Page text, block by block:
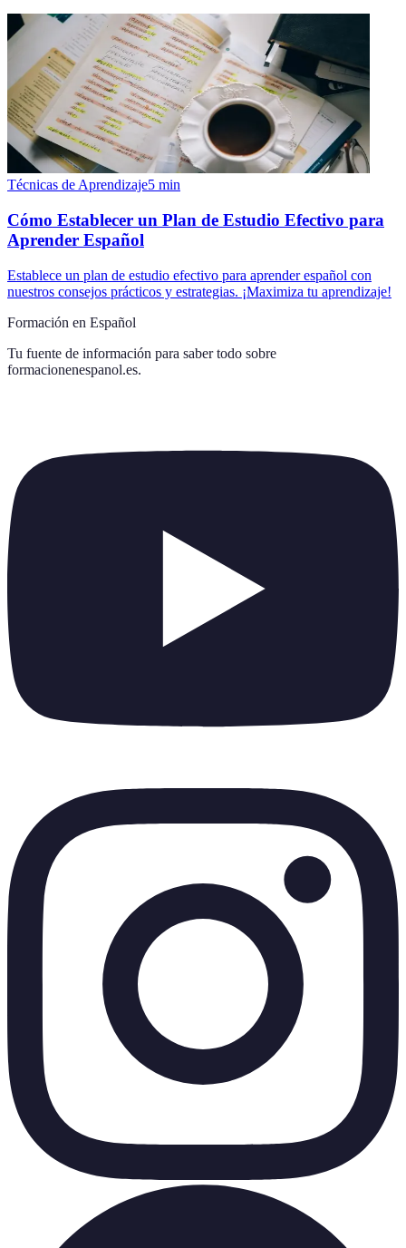
Técnicas de Aprendizaje5 min
Cómo Establecer un Plan de Estudio Efectivo para
Aprender Español
Establece un plan de estudio efectivo para aprender español con
nuestros consejos prácticos y estrategias. ¡Maximiza tu aprendizaje!
Formación en Español
Tu fuente de información para saber todo sobre
formacionenespanol.es.